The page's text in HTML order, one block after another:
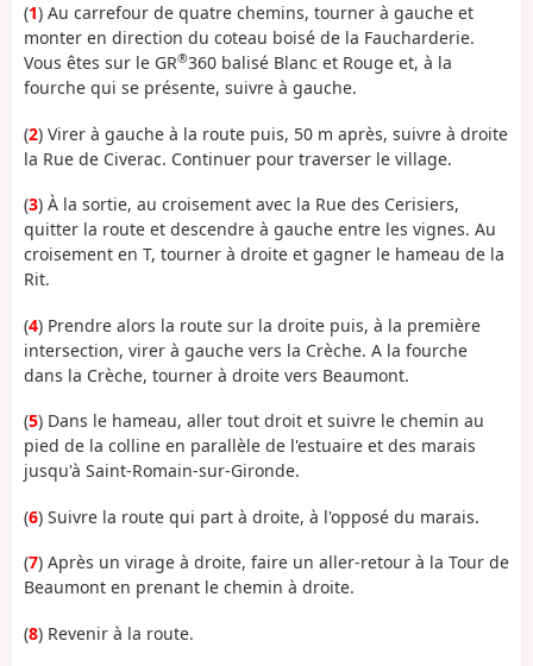
(1) Au carrefour de quatre chemins, tourner à gauche et
monter en direction du coteau boisé de la Faucharderie.
Vous êtes sur le GR®360 balisé Blanc et Rouge et, à la
fourche qui se présente, suivre à gauche.
(2) Virer à gauche à la route puis, 50 m après, suivre à droite
la Rue de Civerac. Continuer pour traverser le village.
(3) À la sortie, au croisement avec la Rue des Cerisiers,
quitter la route et descendre à gauche entre les vignes. Au
croisement en T, tourner à droite et gagner le hameau de la
Rit.
(4) Prendre alors la route sur la droite puis, à la première
intersection, virer à gauche vers la Crèche. A la fourche
dans la Crèche, tourner à droite vers Beaumont.
(5) Dans le hameau, aller tout droit et suivre le chemin au
pied de la colline en parallèle de l'estuaire et des marais
jusqu'à Saint-Romain-sur-Gironde.
(6) Suivre la route qui part à droite, à l'opposé du marais.
(7) Après un virage à droite, faire un aller-retour à la Tour de
Beaumont en prenant le chemin à droite.
(8) Revenir à la route.